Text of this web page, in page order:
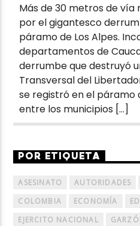
Más de 30 metros de
por el gigantesco
páramo de Los Alpes.
departamentos de
derrumbe que destruyó
Transversal del
se registró en el páramo
entre los municipios […]
POR ETIQUETA
ASESINATO AUTORIDADES
COLOMBIA
ECONOMÍA
EJERCITO NACIONAL